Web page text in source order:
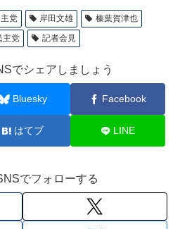
党 岸田文雄
榛葉賀津也
主党 記者会見
でシェアしましょう
Bluesky Facebook
はてブ LINE
でフォローする